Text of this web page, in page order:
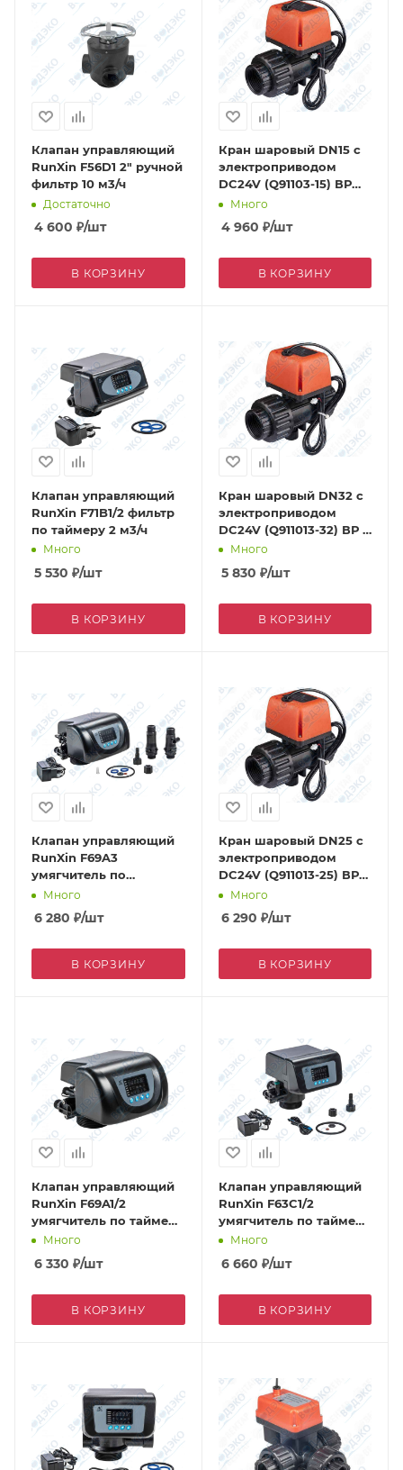
Клапан управляющий
RunXin F56D1 2" ручной
фильтр 10 м3/ч
Достаточно
4 600 ₽/шт
В КОРЗИНУ
Кран шаровый DN15 с
электроприводом
DC24V (Q91103-15) ВР
1/2"Много
4 960 ₽/шт
В КОРЗИНУ
Клапан управляющий
RunXin F71B1/2 фильтр
по таймеру 2 м3/ч
Много
5 530 ₽/шт
В КОРЗИНУ
Кран шаровый DN32 с
электроприводом
DC24V (Q911013-32) ВР 1
1/4"Много
5 830 ₽/шт
В КОРЗИНУ
Клапан управляющий
RunXin F69A3
умягчитель по
счетчику 2 м3/ч
(противоток)
Много
6 280 ₽/шт
В КОРЗИНУ
Кран шаровый DN25 с
электроприводом
DC24V (Q911013-25) ВР
1" Много
6 290 ₽/шт
В КОРЗИНУ
Клапан управляющий
RunXin F69A1/2
умягчитель по таймеру
2 м3/ч (противоток)
Много
6 330 ₽/шт
В КОРЗИНУ
Клапан управляющий
RunXin F63C1/2
умягчитель по таймеру
4 м3/ч
Много
6 660 ₽/шт
В КОРЗИНУ